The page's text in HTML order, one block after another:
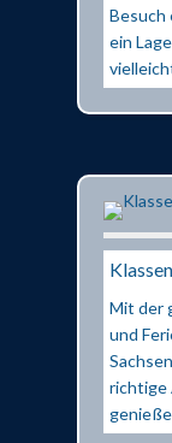
Besuch
ein
Mit der
und
richtige